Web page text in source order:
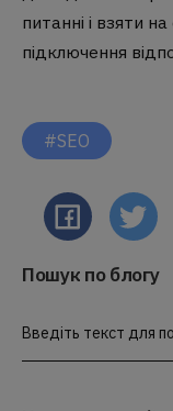
питанні і взяти
підключення
#SEO
Пошук по блогу
Введіть текст для